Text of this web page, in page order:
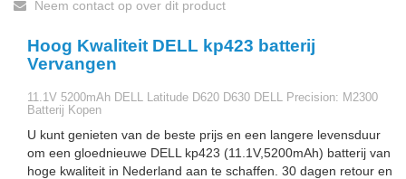
Neem contact op over dit product
Hoog Kwaliteit DELL kp423 batterij
Vervangen
11.1V 5200mAh DELL Latitude D620 D630 DELL Precision: M2300
Batterij Kopen
U kunt genieten van de beste prijs en een langere levensduur
om een gloednieuwe DELL kp423 (11.1V,5200mAh) batterij van
hoge kwaliteit in Nederland aan te schaffen. 30 dagen retour en